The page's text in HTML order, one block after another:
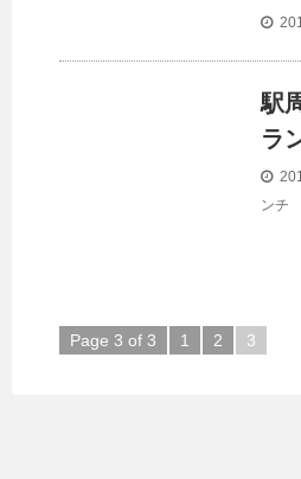
駅
ラ
ンチ
Page 3 of 3 1 2 3